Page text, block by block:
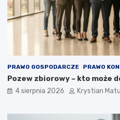
PRAWO GOSPODARCZE PRAWO
Pozew zbiorowy – kto może
4 sierpnia 2026 Krystian